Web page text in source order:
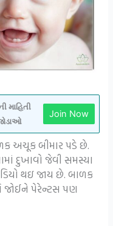
માહિતી
Join Now
અચૂક બીમાર પડે છે.
દુખાવો જેવી સમસ્યા
થઇ જાય છે. બાળક
જોઈને પેરેન્ટસ પણ